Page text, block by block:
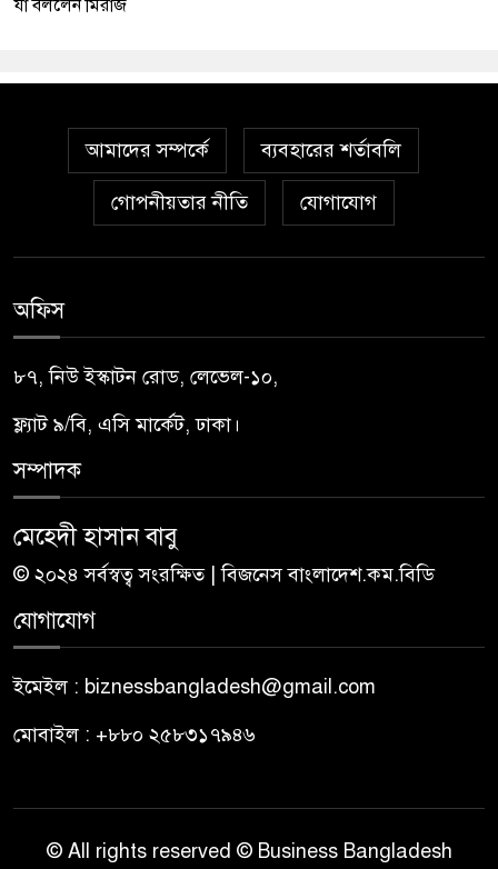
যা বললেন মিরাজ
আমাদের সম্পর্কে ব্যবহারের শর্তাবলি
গোপনীয়তার নীতি যোগাযোগ
অফিস
৮৭, নিউ ইস্কাটন রোড, লেভেল-১০,
ফ্ল্যাট ৯/বি, এসি মার্কেট, ঢাকা।
সম্পাদক
মেহেদী হাসান বাবু
© ২০২৪ সর্বস্বত্ব সংরক্ষিত | বিজনেস বাংলাদেশ.কম.বিডি
যোগাযোগ
ইমেইল : biznessbangladesh@gmail.com
মোবাইল : +৮৮০ ২৫৮৩১৭৯৪৬
© All rights reserved © Business Bangladesh